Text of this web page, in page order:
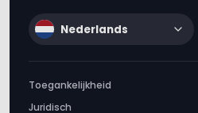
Toegankelijkheid
Juridisch
Algemene voorwaarden
Verantwoordelijke openbaarmaking